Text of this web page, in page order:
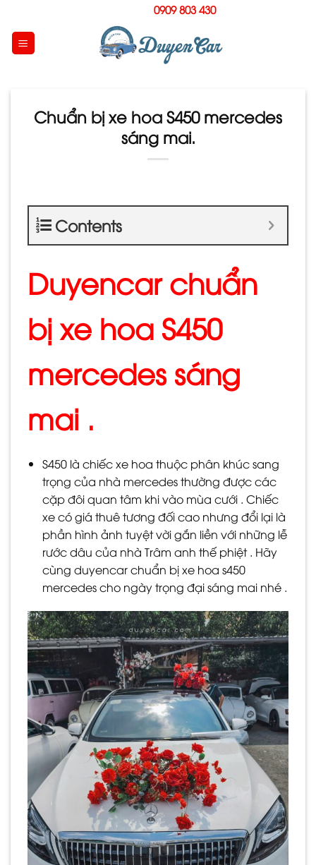
content
0909 803 430
Chuẩn bị xe hoa S450 mercedes
sáng mai.
Contents
Duyencar chuẩn
bị xe hoa S450
mercedes sáng
mai .
S450 là chiếc xe hoa thuộc phân khúc sang
trọng của nhà mercedes thường được các
cặp đôi quan tâm khi vào mùa cưới . Chiếc
xe có giá thuê tương đối cao nhưng đổi lại là
phần hình ảnh tuyệt vời gắn liền với những lễ
rước dâu của nhà Trâm anh thế phiệt . Hãy
cùng duyencar chuẩn bị xe hoa s450
mercedes cho ngày trọng đại sáng mai nhé .